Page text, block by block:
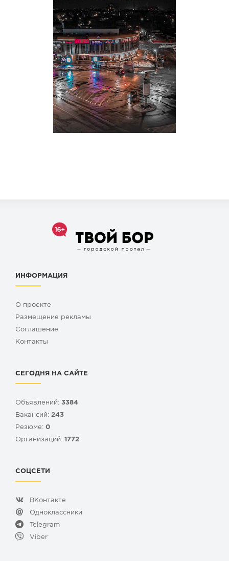
ИНФОРМАЦИЯ
О проекте
Размещение рекламы
Cоглашение
Контакты
СЕГОДНЯ НА САЙТЕ
Объявлений: 3384
Вакансий: 243
Резюме: 0
Организаций: 1772
СОЦСЕТИ
ВКонтакте
Одноклассники
Telegram
Viber